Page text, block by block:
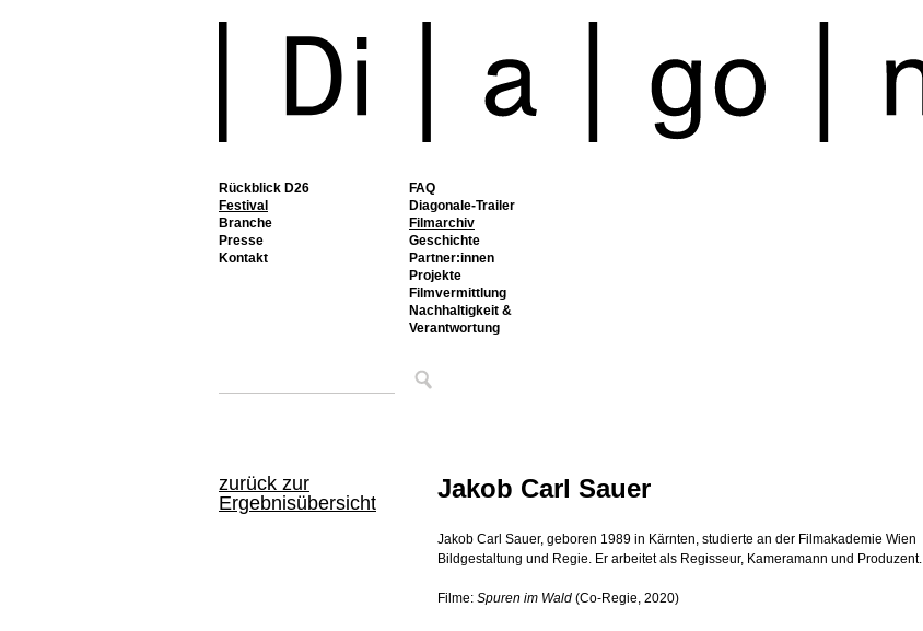
Rückblick D26
Festival
FAQ
Diagonale-Trailer
Filmarchiv
Geschichte
Partner:innen
Projekte
Filmvermittlung
Nachhaltigkeit &
Verantwortung
Branche
Presse
Kontakt
zurück zur
Ergebnisübersicht
Jakob Carl Sauer
Jakob Carl Sauer, geboren 1989 in Kärnten, studierte an der Filmakademie Wien
Bildgestaltung und Regie. Er arbeitet als Regisseur, Kameramann und Produzent.
Filme: Spuren im Wald (Co-Regie, 2020)